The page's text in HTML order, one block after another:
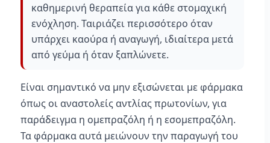
καθημερινή θεραπεία για κάθε στομαχική
ενόχληση. Ταιριάζει περισσότερο όταν
υπάρχει καούρα ή αναγωγή, ιδιαίτερα μετά
από γεύμα ή όταν ξαπλώνετε.
Είναι σημαντικό να μην εξισώνεται με φάρμακα
όπως οι αναστολείς αντλίας πρωτονίων, για
παράδειγμα η ομεπραζόλη ή η εσομεπραζόλη.
Τα φάρμακα αυτά μειώνουν την παραγωγή του